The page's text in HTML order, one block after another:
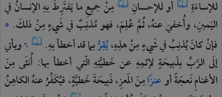
للإساءَةِ
أوللإحسانِ مِنْجميعِمايَفتَرِطُبهِالإنسانُفي
اليَمينِ،وأُخفيَعنهُ،ثُمَّعُلِمَ،فهومُذنِبٌفيشَيءٍمِنْذلكَ. ٥
فإنْكانَيُذنِبُفيشَيءٍمِنْهذِهِ،يُقِرُّبماقدأخطأبهِ. ٦ويأتي
إلَىالرَّبِّ بذَبيحَةٍ لإثمِهِ عنخَطيَّتِهِالّتي أخطأبها: أُنثَىمِنَ
الأغنامِنَعجَةًأوعنزًامِنَالمَعزِ،ذَبيحَةَخَطيَّةٍ،فيُكَفِّرُعنهُالكاهِنُ